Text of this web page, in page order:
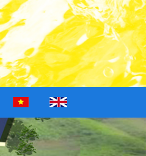
Next